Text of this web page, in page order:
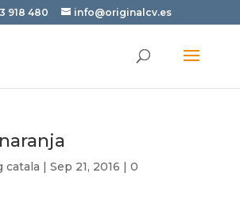
918 480 info@originalcv.es
catala | Sep 21, 2016 | 0